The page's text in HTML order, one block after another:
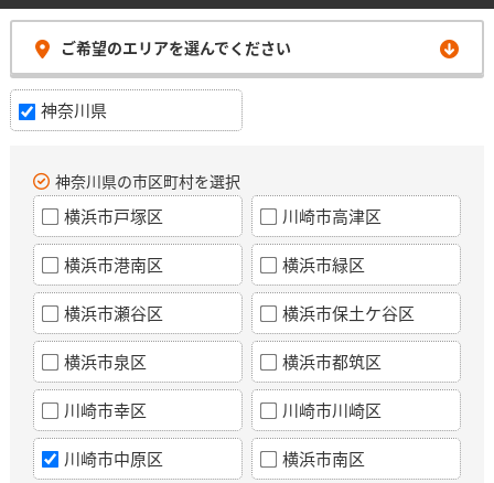
ご希望のエリアを選んでください
神奈川県
神奈川県の市区町村を選択
横浜市戸塚区 川崎市高津区
横浜市港南区 横浜市緑区
横浜市瀬谷区 横浜市保土ケ谷区
横浜市泉区 横浜市都筑区
川崎市幸区 川崎市川崎区
川崎市中原区 横浜市南区